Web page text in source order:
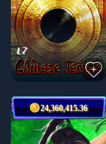
24,360,415.36